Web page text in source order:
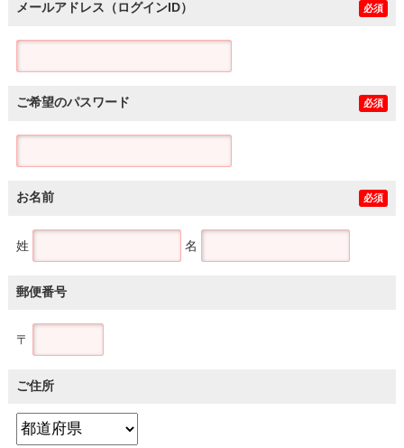
メールアドレス（ログインID） 必須
ご希望のパスワード 必須
お名前 必須
姓 名
郵便番号
〒
ご住所